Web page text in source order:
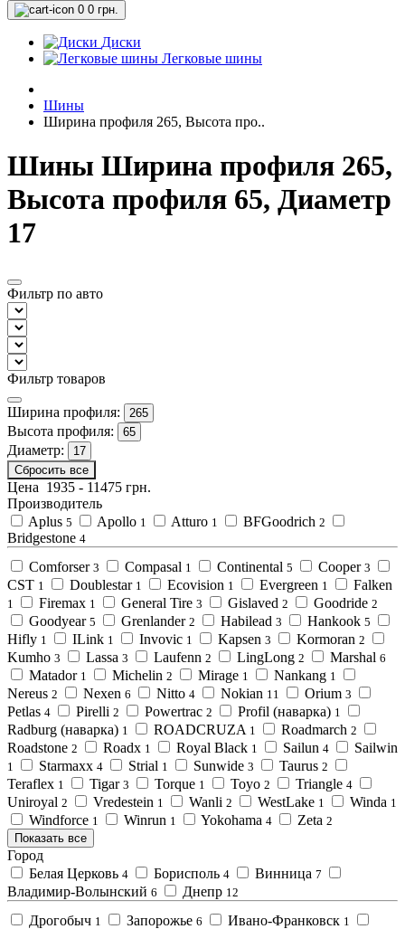
0 0 грн.
Диски
Легковые шины
Шины
Ширина профиля 265, Высота про..
Шины Ширина профиля 265,
Высота профиля 65, Диаметр
17
Фильтр по авто
Фильтр товаров
Ширина профиля: 265
Высота профиля: 65
Диаметр:
17
Сбросить все
Цена 1935 - 11475 грн.
Производитель
Aplus 5 Apollo 1 Atturo 1 BFGoodrich 2
Bridgestone 4
Comforser 3 Compasal 1 Continental 5 Cooper 3
CST 1 Doublestar 1 Ecovision 1 Evergreen 1 Falken
1 Firemax 1 General Tire 3 Gislaved 2 Goodride 2
Goodyear 5 Grenlander 2 Habilead 3 Hankook 5
Hifly 1 ILink 1 Invovic 1 Kapsen 3 Kormoran 2
Kumho 3 Lassa 3 Laufenn 2 LingLong 2 Marshal 6
Matador 1 Michelin 2 Mirage 1 Nankang 1
Nereus 2 Nexen 6 Nitto 4 Nokian 11 Orium 3
Petlas 4 Pirelli 2 Powertrac 2 Profil (наварка) 1
Radburg (наварка) 1 ROADCRUZA 1 Roadmarch 2
Roadstone 2 Roadx 1 Royal Black 1 Sailun 4 Sailwin
1 Starmaxx 4 Strial 1 Sunwide 3 Taurus 2
Teraflex 1 Tigar 3 Torque 1 Toyo 2 Triangle 4
Uniroyal 2 Vredestein 1 Wanli 2 WestLake 1 Winda 1
Windforce 1 Winrun 1 Yokohama 4 Zeta 2
Показать все
Город
Белая Церковь 4 Борисполь 4 Винница 7
Владимир-Волынский 6 Днепр 12
Дрогобыч 1 Запорожье 6 Ивано-Франковск 1